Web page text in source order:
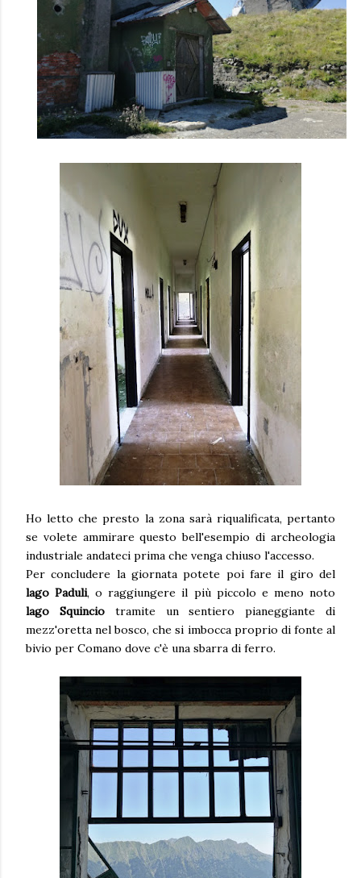
Ho letto che presto la zona sarà riqualificata, pertanto
se volete ammirare questo bell'esempio di archeologia
industriale andateci prima che venga chiuso l'accesso.
Per concludere la giornata potete poi fare il giro del
lago Paduli, o raggiungere il più piccolo e meno noto
lago Squinciotramite un sentiero pianeggiante di
mezz'oretta nel bosco, che si imbocca proprio di fonte al
bivio per Comano dove c'è una sbarra di ferro.